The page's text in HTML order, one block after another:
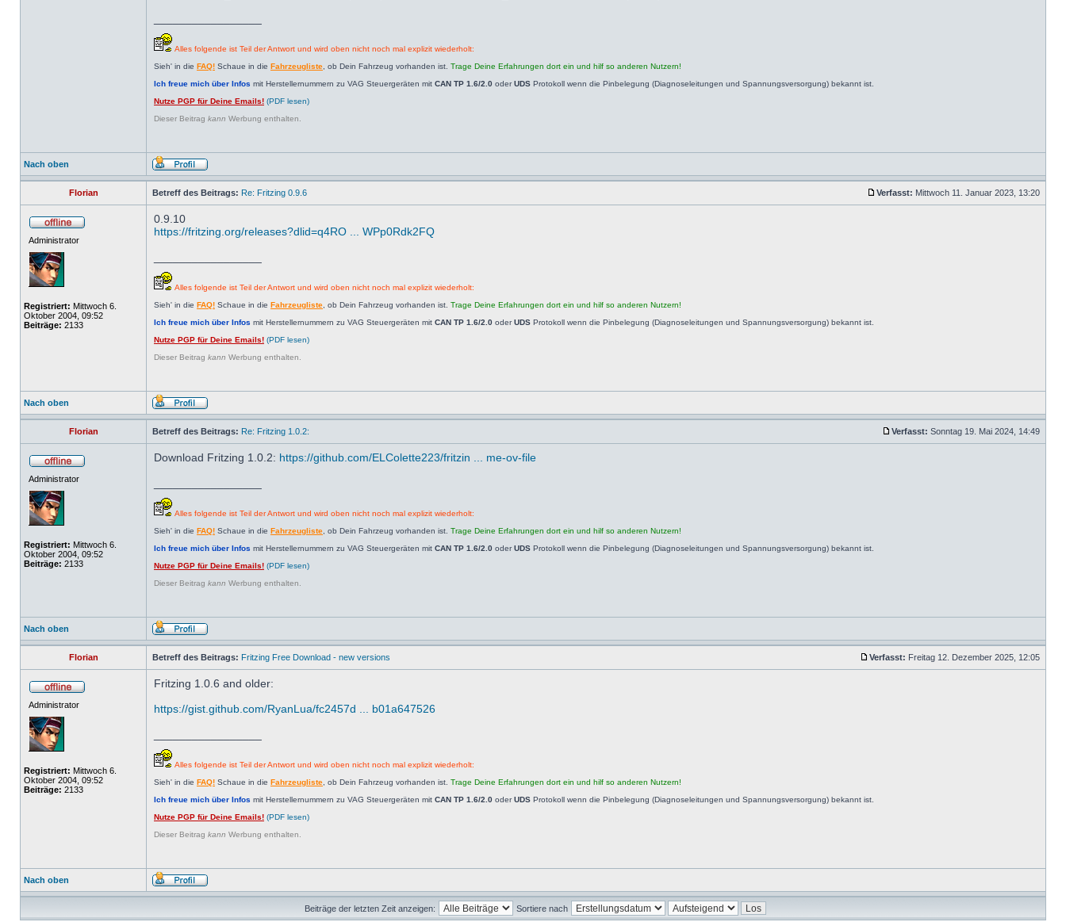
Alles folgende ist Teil der Antwort und wird oben nicht noch mal explizit wiederholt:
Sieh' in die FAQ! Schaue in die Fahrzeugliste , ob Dein Fahrzeug vorhanden ist. Trage Deine Erfahrungen dort ein und hilf so anderen Nutzern!
Ich freue mich über Infos mit Herstellernummern zu VAG Steuergeräten mit CAN TP 1.6/2.0 oderUDS Protokoll wenn die Pinbelegung (Diagnoseleitungen und Spannungsversorgung) bekannt ist.
Nutze PGP für Deine Emails! (PDF lesen)
Dieser Beitrag kann Werbung enthalten.
Nach oben
Florian Betreff des Beitrags: Re: Fritzing 0.9.6 Verfasst: Mittwoch 11. Januar 2023, 13:20
Administrator
Registriert: Mittwoch 6.
Oktober 2004, 09:52
Beiträge: 2133
0.9.10
https://fritzing.org/releases?dlid=q4RO ... WPp0Rdk2FQ
Alles folgende ist Teil der Antwort und wird oben nicht noch mal explizit wiederholt:
Sieh' in die FAQ! Schaue in die Fahrzeugliste , ob Dein Fahrzeug vorhanden ist. Trage Deine Erfahrungen dort ein und hilf so anderen Nutzern!
Ich freue mich über Infos mit Herstellernummern zu VAG Steuergeräten mit CAN TP 1.6/2.0 oderUDS Protokoll wenn die Pinbelegung (Diagnoseleitungen und Spannungsversorgung) bekannt ist.
Nutze PGP für Deine Emails! (PDF lesen)
Dieser Beitrag kann Werbung enthalten.
Nach oben
Florian Betreff des Beitrags: Re: Fritzing 1.0.2: Verfasst: Sonntag 19. Mai 2024, 14:49
Administrator
Registriert: Mittwoch 6.
Oktober 2004, 09:52
Beiträge: 2133
Download Fritzing 1.0.2: https://github.com/ELColette223/fritzin ... me-ov-file
Alles folgende ist Teil der Antwort und wird oben nicht noch mal explizit wiederholt:
Sieh' in die FAQ! Schaue in die Fahrzeugliste , ob Dein Fahrzeug vorhanden ist. Trage Deine Erfahrungen dort ein und hilf so anderen Nutzern!
Ich freue mich über Infos mit Herstellernummern zu VAG Steuergeräten mit CAN TP 1.6/2.0 oderUDS Protokoll wenn die Pinbelegung (Diagnoseleitungen und Spannungsversorgung) bekannt ist.
Nutze PGP für Deine Emails! (PDF lesen)
Dieser Beitrag kann Werbung enthalten.
Nach oben
Florian Betreff des Beitrags: Fritzing Free Download - new versions Verfasst: Freitag 12. Dezember 2025, 12:05
Administrator
Registriert: Mittwoch 6.
Oktober 2004, 09:52
Beiträge: 2133
Fritzing 1.0.6 and older:
https://gist.github.com/RyanLua/fc2457d ... b01a647526
Alles folgende ist Teil der Antwort und wird oben nicht noch mal explizit wiederholt:
Sieh' in die FAQ! Schaue in die Fahrzeugliste , ob Dein Fahrzeug vorhanden ist. Trage Deine Erfahrungen dort ein und hilf so anderen Nutzern!
Ich freue mich über Infos mit Herstellernummern zu VAG Steuergeräten mit CAN TP 1.6/2.0 oderUDS Protokoll wenn die Pinbelegung (Diagnoseleitungen und Spannungsversorgung) bekannt ist.
Nutze PGP für Deine Emails! (PDF lesen)
Dieser Beitrag kann Werbung enthalten.
Nach oben
Beiträge der letzten Zeit anzeigen: Sortiere nach